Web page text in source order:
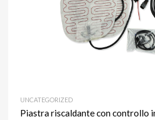
UNCATEGORIZED
Piastra riscaldante con controllo